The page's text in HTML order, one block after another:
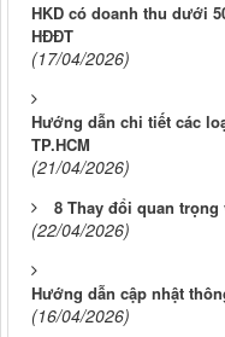
HKD có doanh thu dưới
HĐĐT
(17/04/2026)
Hướng dẫn chi tiết các
TP.HCM
(21/04/2026)
8 Thay đổi quan trọng
(22/04/2026)
Hướng dẫn cập nhật
(16/04/2026)